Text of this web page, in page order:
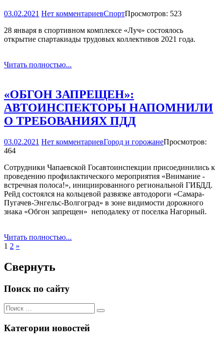
03.02.2021 Нет комментариевСпортПросмотров: 523
28 января в спортивном комплексе «Луч» состоялось
открытие спартакиады трудовых коллективов 2021 года.
Читать полностью...
«ОБГОН ЗАПРЕЩЕН»:
АВТОИНСПЕКТОРЫ НАПОМНИЛИ
О ТРЕБОВАНИЯХ ПДД
03.02.2021 Нет комментариевГород и горожанеПросмотров:
464
Сотрудники Чапаевской Госавтоинспекции присоединились к
проведению профилактического мероприятия «Внимание ­
встречная полоса!», инициированного региональной ГИБДД.
Рейд состоялся на кольцевой развязке автодороги «Самара­-
Пугачев-Энгельс­-Волгоград» в зоне видимости дорожного
знака «Обгон запрещен» ­ неподалеку от поселка Нагорный.
Читать полностью...
1 2 Следующие
»
Свернуть
Поиск по сайту
Поиск
для:
Поиск
Категории новостей